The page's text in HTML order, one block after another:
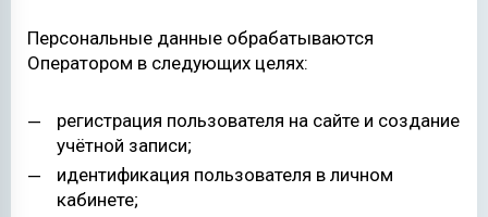
Персональные данные обрабатываются
Оператором в следующих целях:
регистрация пользователя на сайте и создание
учётной записи;
идентификация пользователя в личном
кабинете;